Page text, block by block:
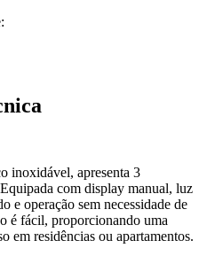
inoxidável, apresenta 3
com display manual, luz
e operação sem necessidade de
é fácil, proporcionando uma
em residências ou apartamentos.